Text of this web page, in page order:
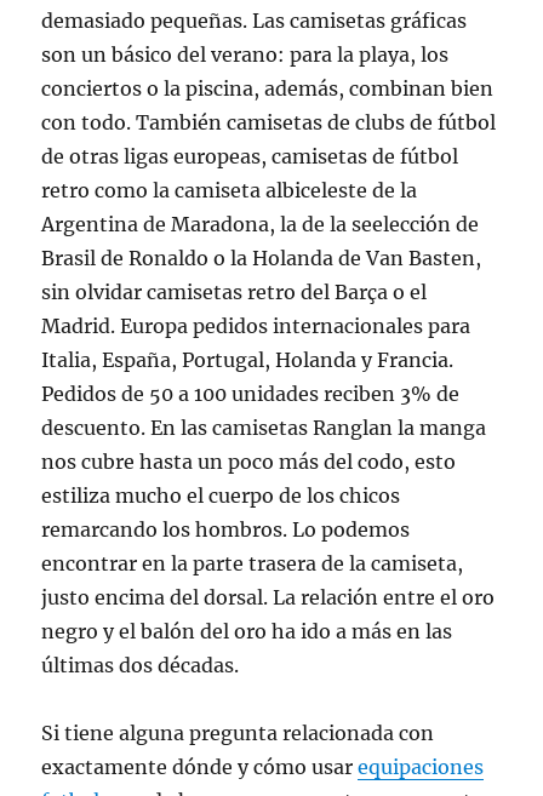
demasiado pequeñas. Las camisetas gráficas
son un básico del verano: para la playa, los
conciertos o la piscina, además, combinan bien
con todo. También camisetas de clubs de fútbol
de otras ligas europeas, camisetas de fútbol
retro como la camiseta albiceleste de la
Argentina de Maradona, la de la seelección de
Brasil de Ronaldo o la Holanda de Van Basten,
sin olvidar camisetas retro del Barça o el
Madrid. Europa pedidos internacionales para
Italia, España, Portugal, Holanda y Francia.
Pedidos de 50 a 100 unidades reciben 3% de
descuento. En las camisetas Ranglan la manga
nos cubre hasta un poco más del codo, esto
estiliza mucho el cuerpo de los chicos
remarcando los hombros. Lo podemos
encontrar en la parte trasera de la camiseta,
justo encima del dorsal. La relación entre el oro
negro y el balón del oro ha ido a más en las
últimas dos décadas.
Si tiene alguna pregunta relacionada con
exactamente dónde y cómo usarequipaciones